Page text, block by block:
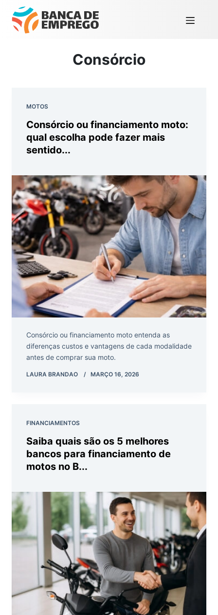
Consórcio
MOTOS
Consórcio ou financiamento moto:
qual escolha pode fazer mais
sentido...
Consórcio ou financiamento moto entenda as
diferenças custos e vantagens de cada modalidade
antes de comprar sua moto.
LAURA BRANDAO MARÇO 16, 2026
FINANCIAMENTOS
Saiba quais são os 5 melhores
bancos para financiamento de
motos no B...